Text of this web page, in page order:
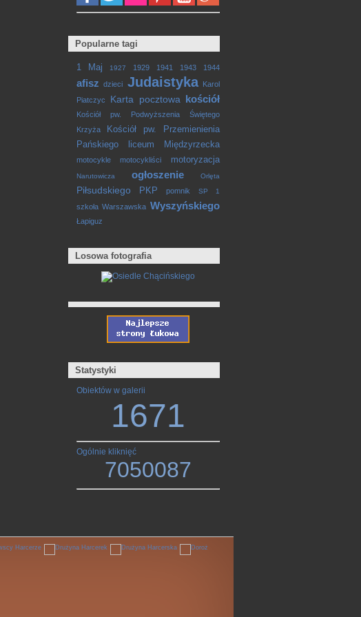
Popularne tagi
1 Maj 1927 1929 1941 1943 1944
afisz dzieci Judaistyka
Karol
Piatczyc
Karta pocztowa kościół
Kościół pw. Podwyższenia Świętego
Krzyża
Kościół pw. Przemienienia
Pańskiego
liceum Międzyrzecka
motocykle motocykliści motoryzacja
Narutowicza ogłoszenie Orlęta
Piłsudskiego PKP pomnik SP 1
szkoła Warszawska Wyszyńskiego
Łapiguz
Losowa fotografia
Statystyki
Obiektów w galerii
1671
Ogólnie kliknięć
7050087